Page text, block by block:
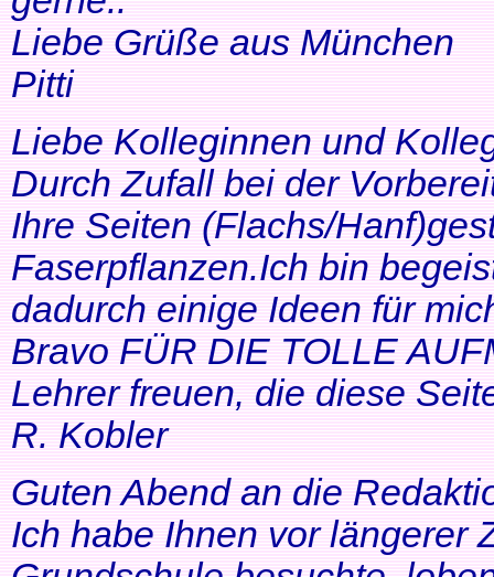
Liebe Grüße aus München
Pitti
Liebe Kolleginnen und
Durch Zufall bei der
Ihre Seiten (Flachs/
Faserpflanzen.Ich bin
dadurch einige Ideen für
Bravo FÜR DIE TOLLE
Lehrer freuen, die diese
R. Kobler
Guten Abend an die
Ich habe Ihnen vor längerer